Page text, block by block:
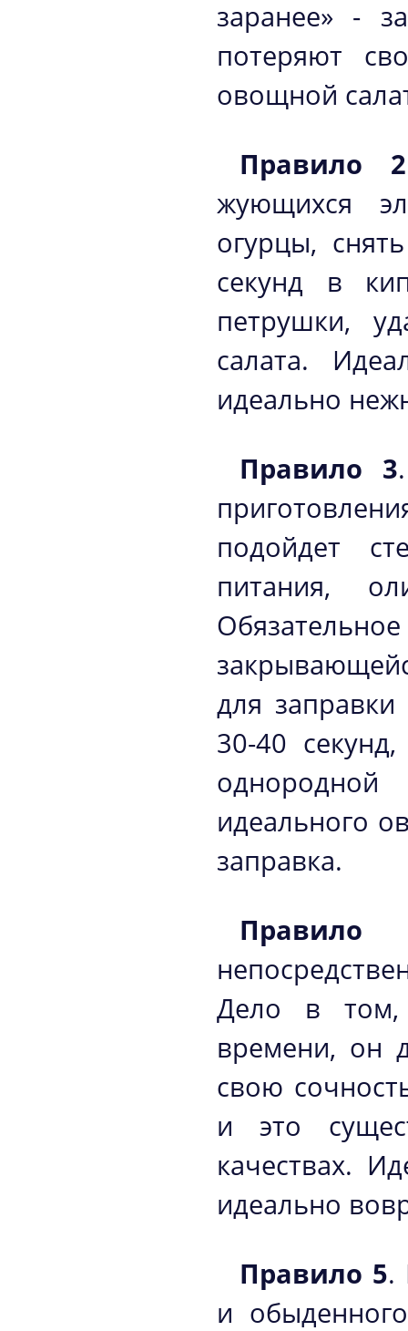
заранее» -
потеряют
овощной
Правило 2
жующихся
огурцы,
секунд в
петрушки,
салата.
идеально
Правило 3
подойдет
питания,
для
30-40
идеального
заправка.
Дело в том,
времени, он
свою
и это
качествах.
идеально
Правило 5.
и